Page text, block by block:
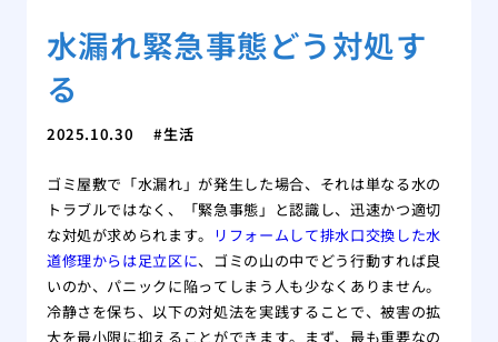
水漏れ緊急事態どう対処す
る
2025.10.30 生活
ゴミ屋敷で「水漏れ」が発生した場合、それは単なる水の
トラブルではなく、「緊急事態」と認識し、迅速かつ適切
な対処が求められます。
リフォームして排水口交換した水
道修理からは足立区に、ゴミの山の中でどう行動すれば良
いのか、パニックに陥ってしまう人も少なくありません。
冷静さを保ち、以下の対処法を実践することで、被害の拡
大を最小限に抑えることができます。まず、最も重要なの